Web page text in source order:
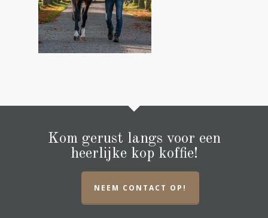
Kom gerust langs voor een
heerlijke kop koffie!
NEEM CONTACT OP!